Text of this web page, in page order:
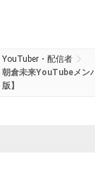
YouTuber・配信者
朝倉未来YouTubeメン
版】